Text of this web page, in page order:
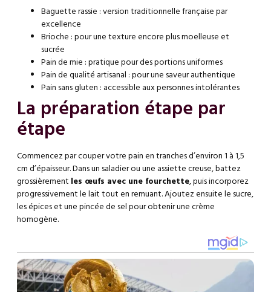
Baguette rassie : version traditionnelle française par
excellence
Brioche : pour une texture encore plus moelleuse et
sucrée
Pain de mie : pratique pour des portions uniformes
Pain de qualité artisanal : pour une saveur authentique
Pain sans gluten : accessible aux personnes intolérantes
La préparation étape par
étape
Commencez par couper votre pain en tranches d’environ 1 à 1,5
cm d’épaisseur. Dans un saladier ou une assiette creuse, battez
grossièrement les œufs avec une fourchette, puis incorporez
progressivement le lait tout en remuant. Ajoutez ensuite le sucre,
les épices et une pincée de sel pour obtenir une crème
homogène.